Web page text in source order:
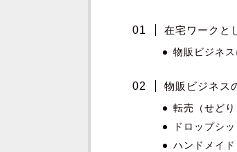
在宅ワークと
物販ビジネ
物販ビジネス
転売（せどり
ドロップシ
ハンドメイド